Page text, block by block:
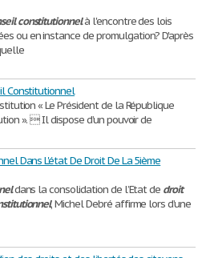
constitutionnelà l'encontre des lois
ou en instance de promulgation? D'après
Constitutionnel
« Le Président de la République
».  Il dispose d’un pouvoir de
Dans L'état De Droit De La 5ième
dans la consolidation de l’Etat de droit
, Michel Debré affirme lors d’une